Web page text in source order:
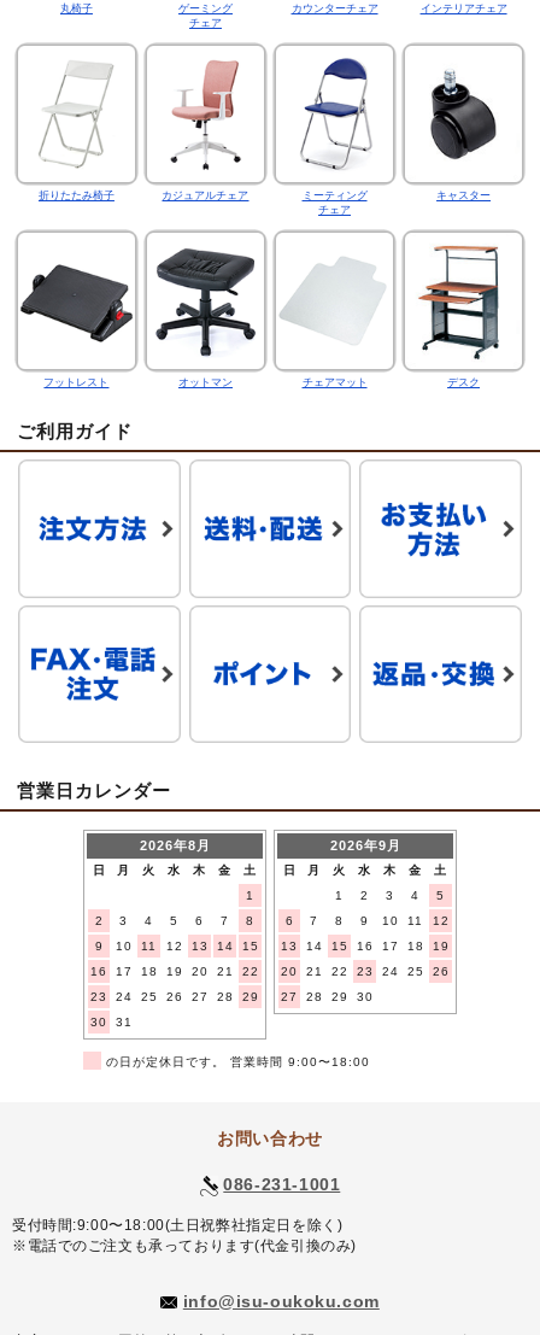
丸椅子
ゲーミング
チェア
カウンターチェア インテリアチェア
折りたたみ椅子 カジュアルチェア
ミーティング
チェア
キャスター
フットレスト オットマン チェアマット デスク
ご利用ガイド
営業日カレンダー
2026年8月
日 月 火 水 木 金
土
1
2
3 4 5 6 7
8
9
10 11 12 13 14
15
16
17 18 19 20 21
22
23
24 25 26 27 28
29
30
31
2026年9月
日 月 火 水 木 金
土
1
2 3 4
5
6
7 8 9 10 11
12
13
14 15 16 17 18
19
20
21 22 23 24 25
26
27
28 29 30
の日が定休日です。 営業時間 9:00〜18:00
お問い合わせ
086-231-1001
受付時間:9:00〜18:00(土日祝弊社指定日を除く)
※電話でのご注文も承っております(代金引換のみ)
info@isu-oukoku.com